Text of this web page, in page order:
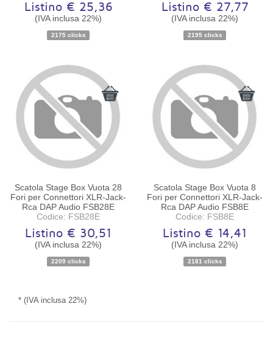
Disponibilità:Ordinabile
Listino € 25,36
(IVA inclusa 22%)
2175 clicks
Disponibilità:Ordinabile
Listino € 27,77
(IVA inclusa 22%)
2195 clicks
Disponibilità:Ordinabile
Scatola Stage Box Vuota 28
Fori per Connettori XLR-Jack-
Rca DAP Audio FSB28E
Codice: FSB28E
Listino € 30,51
(IVA inclusa 22%)
2209 clicks
Disponibilità:Ordinabile
Scatola Stage Box Vuota 8
Fori per Connettori XLR-Jack-
Rca DAP Audio FSB8E
Codice: FSB8E
Listino € 14,41
(IVA inclusa 22%)
2181 clicks
* (IVA inclusa 22%)